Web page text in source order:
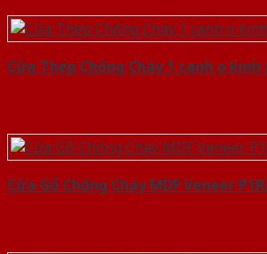
Cửa Thép Chống Cháy 1 canh o
Cửa Gỗ Chống Cháy MDF Veneer